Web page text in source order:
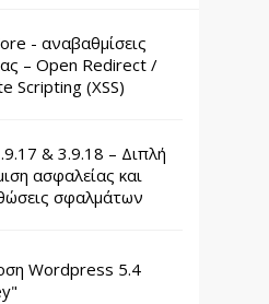
- αναβαθμίσεις
– Open Redirect /
Scripting (XSS)
& 3.9.18 – Διπλή
ασφαλείας και
σφαλμάτων
Wordpress 5.4